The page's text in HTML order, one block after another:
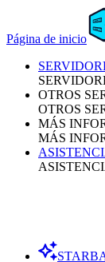
Página de inicio
OTROS
OTROS
MÁS
MÁS